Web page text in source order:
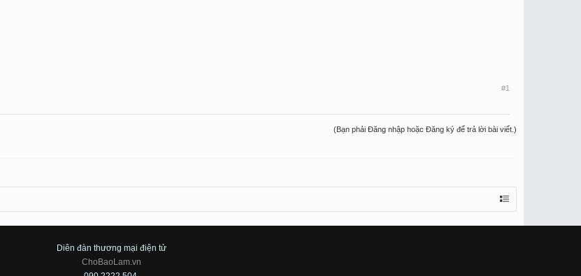
#1
(Bạn phải Đăng nhập hoặc Đăng ký để trả lời bài viết.)
Diên đàn thương mại điện tử
ChoBaoLam.vn